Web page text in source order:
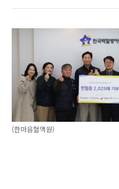
(한마음혈액원)